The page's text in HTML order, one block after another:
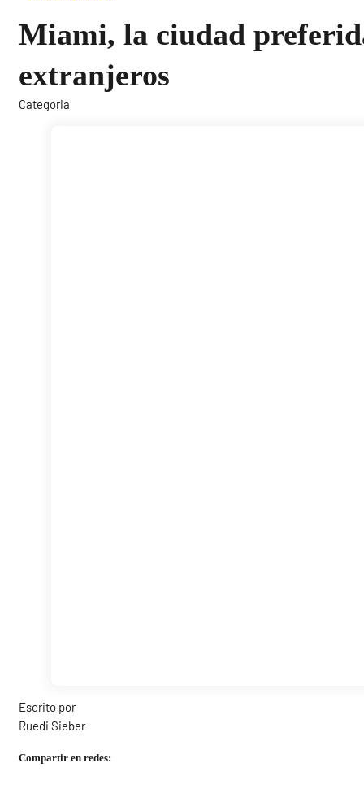
Miami, la ciudad
extranjeros
Categoria
Escrito por
Ruedi Sieber
Compartir en redes: